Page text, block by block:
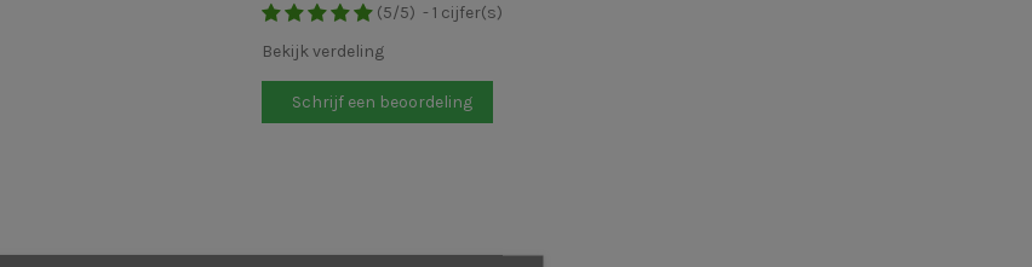
(5/5) - 1 cijfer(s)
Bekijk verdeling
Schrijf een beoordeling